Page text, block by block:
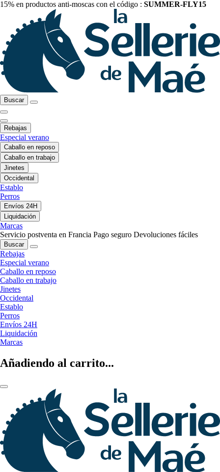
15% en productos anti-moscas con el código : SUMMER-FLY15
Buscar
Rebajas
Especial verano
Caballo en reposo
Caballo en trabajo
Jinetes
Occidental
Establo
Perros
Envíos 24H
Liquidación
Marcas
Servicio postventa en Francia Pago seguro Devoluciones fáciles
Buscar
Rebajas
Especial verano
Caballo en reposo
Caballo en trabajo
Jinetes
Occidental
Establo
Perros
Envíos 24H
Liquidación
Marcas
Añadiendo al carrito...